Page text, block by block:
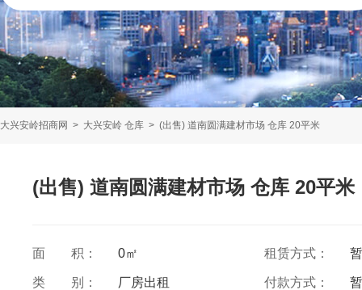
大兴安岭招商网 > 大兴安岭 仓库 > (出售) 道南圆满建材市场 仓库 20平米
(出售) 道南圆满建材市场 仓库 20平米
面 积： 0㎡ 租赁方式：
类 别： 厂房出租 付款方式：